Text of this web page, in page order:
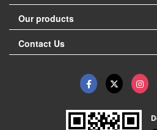
Our products
Contact Us